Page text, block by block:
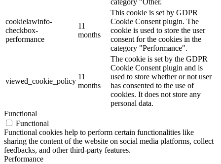
category "Other.
cookielawinfo-
checkbox-
performance
11
months
This cookie is set by GDPR
Cookie Consent plugin. The
cookie is used to store the user
consent for the cookies in the
category "Performance".
viewed_cookie_policy
11
months
The cookie is set by the GDPR
Cookie Consent plugin and is
used to store whether or not user
has consented to the use of
cookies. It does not store any
personal data.
Functional
Functional
Functional cookies help to perform certain functionalities like
sharing the content of the website on social media platforms, collect
feedbacks, and other third-party features.
Performance